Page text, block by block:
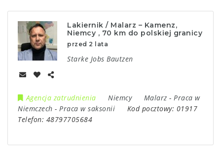
Lakiernik / Malarz – Kamenz,
Niemcy , 70 km do polskiej granicy
przed 2 lata
Starke Jobs Bautzen
Agencja zatrudnienia Niemcy Malarz - Praca w
Niemczech - Praca w saksonii Kod pocztowy: 01917
Telefon: 48797705684